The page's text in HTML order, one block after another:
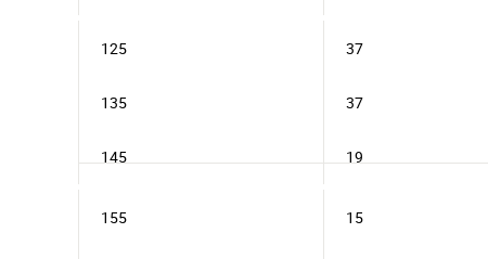
125 37
135 37
145 19
155 15